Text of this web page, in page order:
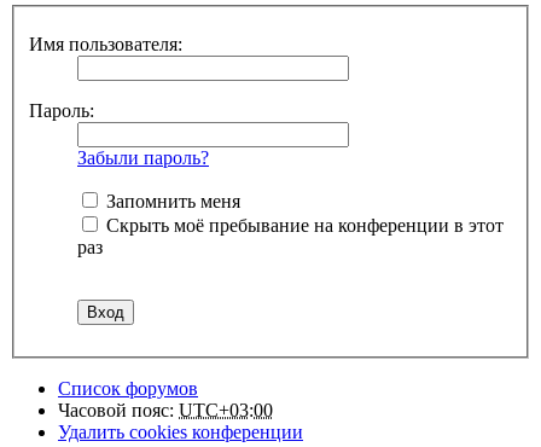
Имя пользователя:
Пароль:
Забыли пароль?
Запомнить меня
Скрыть моё пребывание на конференции в этот
раз
Список форумов
Часовой пояс: UTC+03:00
Удалить cookies конференции